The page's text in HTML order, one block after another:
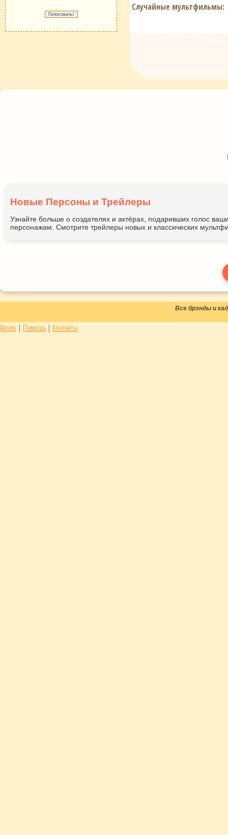
Случайные мультфильмы:
Новые Персоны и Трейлеры
Узнайте больше о создателях и актёрах, подаривших голос
персонажам. Смотрите трейлеры новых и классических
Все брэнды и
Архив | Помощь | Контакты